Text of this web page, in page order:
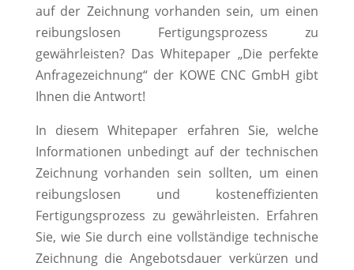
auf der Zeichnung vorhanden sein, um einen
reibungslosen Fertigungsprozess zu
gewährleisten? Das Whitepaper „Die perfekte
Anfragezeichnung“ der KOWE CNC GmbH gibt
Ihnen die Antwort!
In diesem Whitepaper erfahren Sie, welche
Informationen unbedingt auf der technischen
Zeichnung vorhanden sein sollten, um einen
reibungslosen und kosteneffizienten
Fertigungsprozess zu gewährleisten. Erfahren
Sie, wie Sie durch eine vollständige technische
Zeichnung die Angebotsdauer verkürzen und